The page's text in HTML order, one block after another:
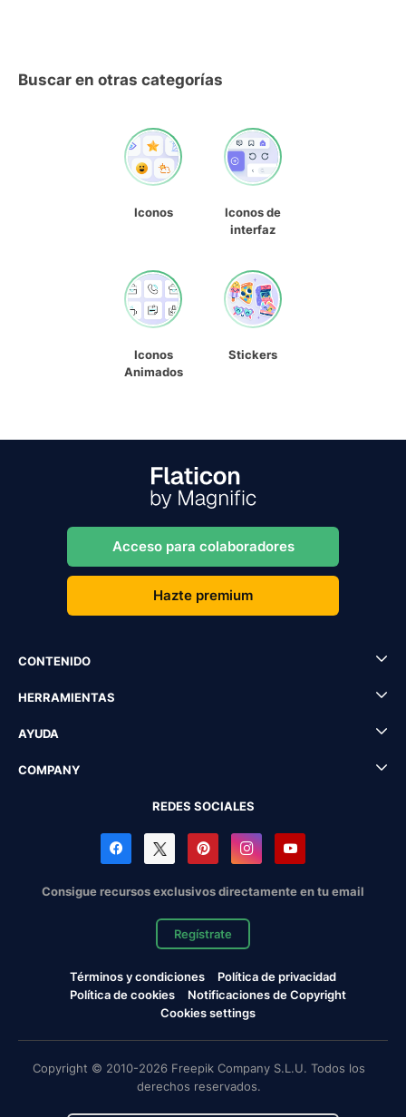
Buscar en otras categorías
Iconos
Iconos de
interfaz
Iconos
Animados
Stickers
Acceso para colaboradores
Hazte premium
CONTENIDO
HERRAMIENTAS
AYUDA
COMPANY
REDES SOCIALES
Consigue recursos exclusivos directamente en tu email
Regístrate
Términos y condiciones
Política de privacidad
Política de cookies
Notificaciones de Copyright
Cookies settings
Copyright © 2010-2026 Freepik Company S.L.U. Todos los
derechos reservados.